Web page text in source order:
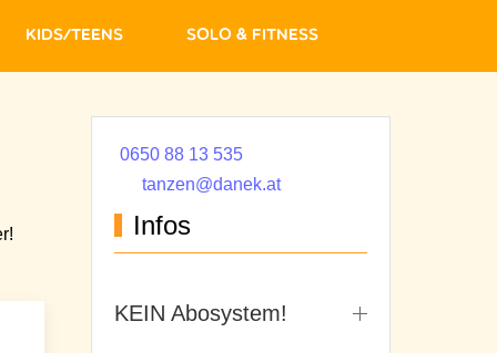
Kids/Teens Solo & Fitness
0650 88 13 535
tanzen@danek.at
Infos
KEIN Abosystem!